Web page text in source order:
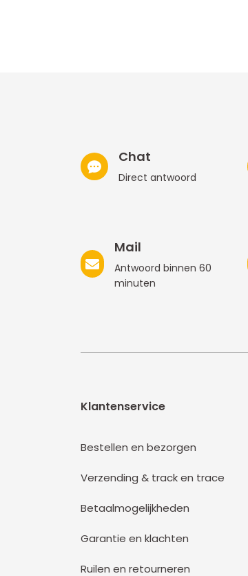
Chat
Direct antwoord
Mail
Antwoord binnen 60
minuten
Klantenservice
Bestellen en bezorgen
Verzending & track en trace
Betaalmogelijkheden
Garantie en klachten
Ruilen en retourneren